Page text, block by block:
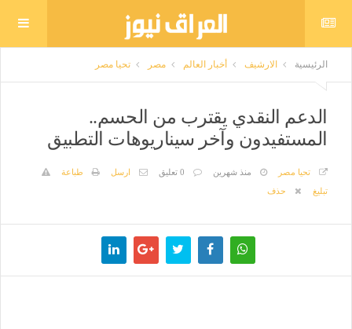
الرئيسية الارشيف أخبار العالم مصر تحيا مصر
الدعم النقدي يقترب من الحسم..
المستفيدون وآخر سيناريوهات التطبيق
تحيا مصر منذ شهرين 0 تعليق ارسل
طباعة
تبليغ
حذف